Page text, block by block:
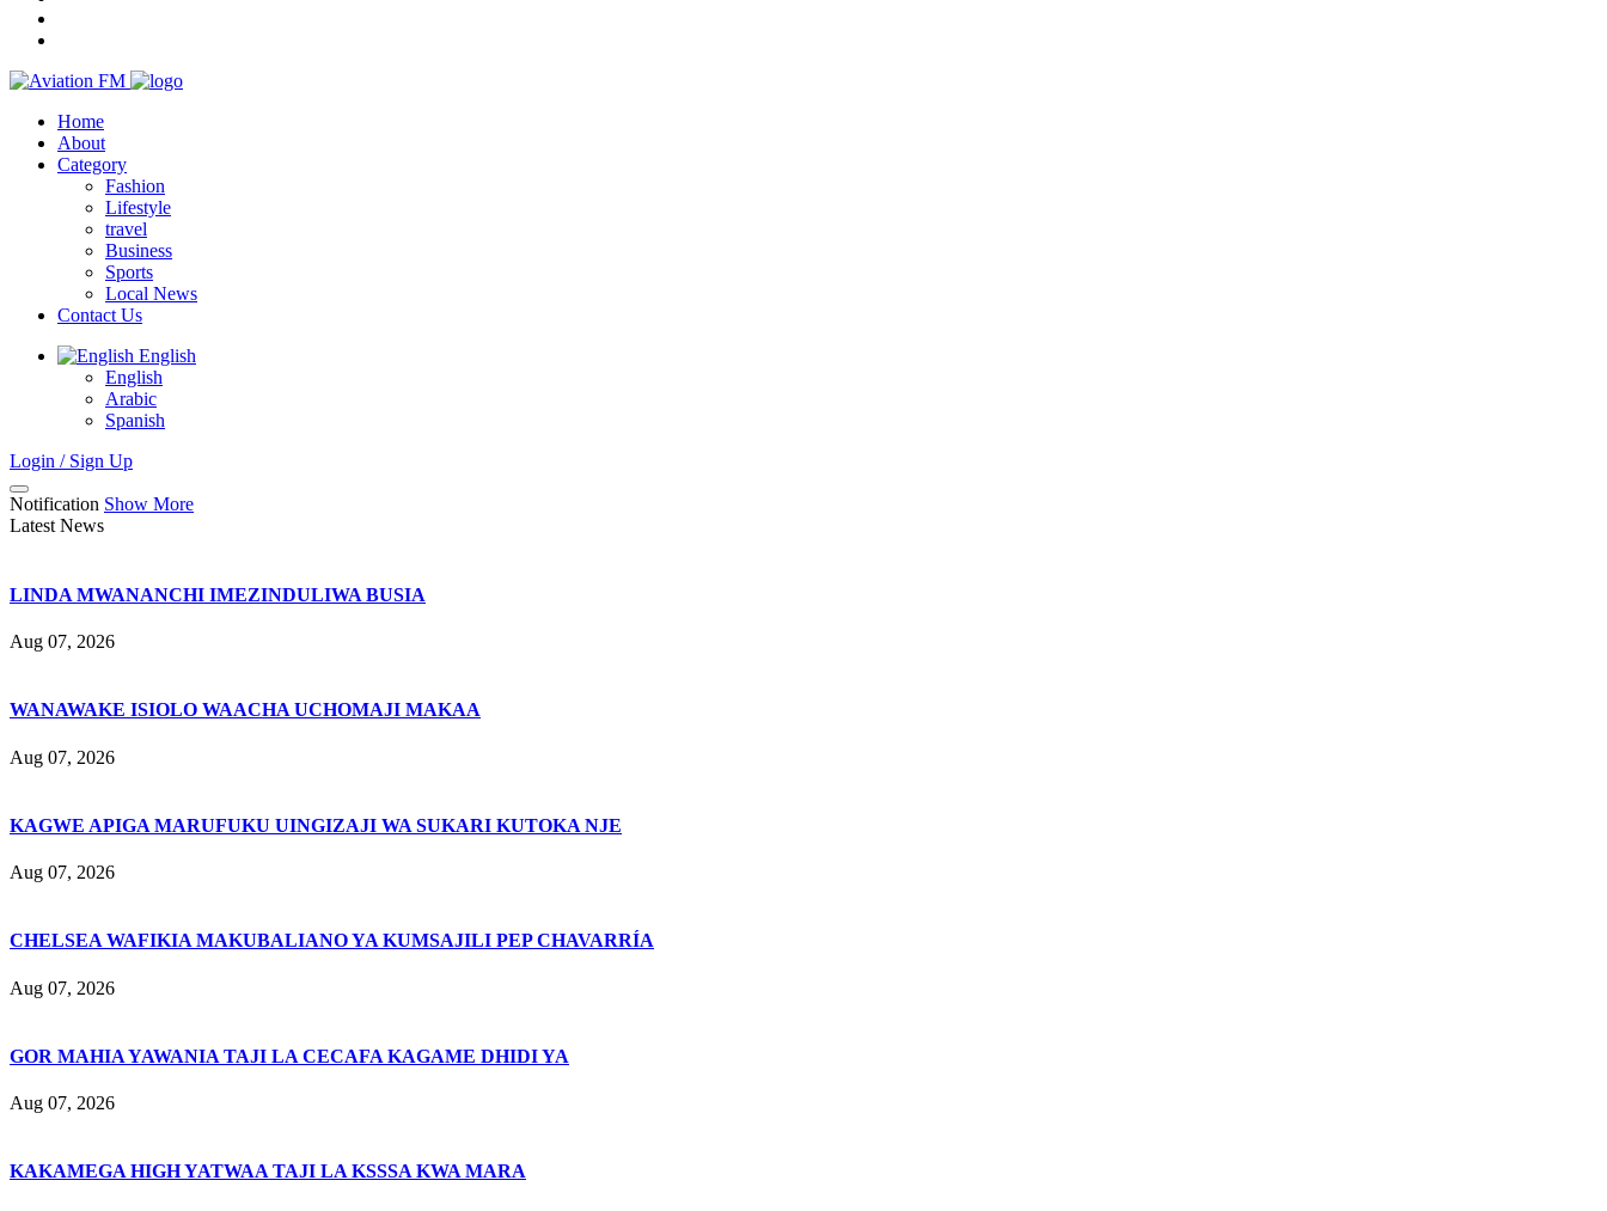
Home
About
Category
Fashion
Lifestyle
travel
Business
Sports
Local News
Contact Us
English
English
Arabic
Spanish
Login / Sign Up
Notification Show More
Latest News
LINDA MWANANCHI IMEZINDULIWA BUSIA
Aug 07, 2026
WANAWAKE ISIOLO WAACHA UCHOMAJI MAKAA
Aug 07, 2026
KAGWE APIGA MARUFUKU UINGIZAJI WA SUKARI KUTOKA NJE
Aug 07, 2026
CHELSEA WAFIKIA MAKUBALIANO YA KUMSAJILI PEP CHAVARRÍA
Aug 07, 2026
GOR MAHIA YAWANIA TAJI LA CECAFA KAGAME DHIDI YA
Aug 07, 2026
KAKAMEGA HIGH YATWAA TAJI LA KSSSA KWA MARA